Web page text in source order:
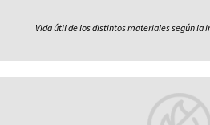
Vida útil de los distintos materiales según la